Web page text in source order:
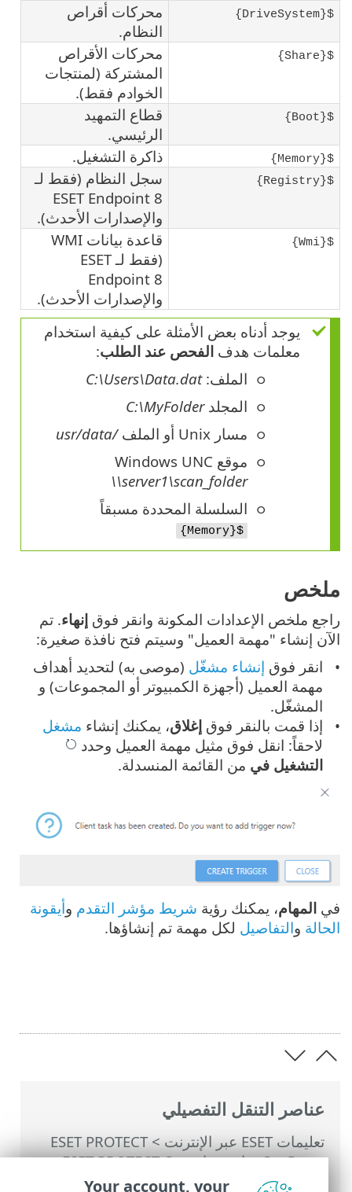
عناصر التنقل التفصيلي
تعليمات ESET عبر الإنترنت >
ESET PROTECT
On-Prem
>
استخدام ‎ESET PROTECT On-
>
القائمة الرئيسية ESET PROTECT On-
${DriveSystem}
محركات أقراص
النظام.
${Share}
محركات الأقراص
المشتركة (لمنتجات
الخوادم فقط).
${Boot}
قطاع التمهيد
الرئيسي.
${Memory} ذاكرة التشغيل.
${Registry}
سجل النظام (فقط لـ
ESET Endpoint 8
والإصدارات الأحدث).
${Wmi}
قاعدة بيانات WMI
(فقط لـ ESET
Endpoint 8
والإصدارات الأحدث).
يوجد أدناه بعض الأمثلة على كيفية استخدام
معلمات هدف الفحص عند الطلب:
الملف:C:\Users\Data.dat
المجلدC:\MyFolder
مسار Unix أو الملف
/usr/data
موقع Windows UNC
\\server1\scan_folder
السلسلة المحددة مسبقاً
${Memory}
ملخص
راجع ملخص الإعدادات المكونة وانقر فوق إنهاء. تم
الآن إنشاء "مهمة العميل" وسيتم فتح نافذة صغيرة:
انقر فوق إنشاء مشغّل (موصى به) لتحديد أهداف
مهمة العميل (أجهزة الكمبيوتر أو المجموعات) و
المشغّل.
إذا قمت بالنقر فوقإغلاق، يمكنك إنشاء مشغل
لاحقاً: انقل فوق مثيل مهمة العميل وحدد
التشغيل في من القائمة المنسدلة.
في المهام، يمكنك رؤية شريط مؤشر التقدم وأيقونة
الحالة والتفاصيل لكل مهمة تم إنشاؤها.
Your account, your